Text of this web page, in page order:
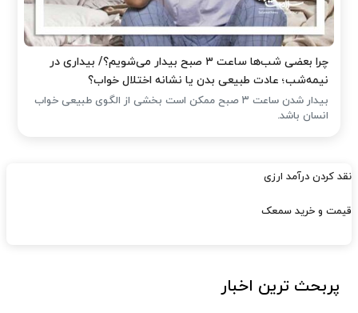
چرا بعضی شب‌ها ساعت ۳ صبح بیدار می‌شویم؟/ بیداری در
نیمه‌شب؛ عادت طبیعی بدن یا نشانه اختلال خواب؟
بیدار شدن ساعت ۳ صبح ممکن است بخشی از الگوی طبیعی خواب
انسان باشد.
نقد کردن درآمد ارزی
قیمت و خرید سمعک
پربحث ترین اخبار